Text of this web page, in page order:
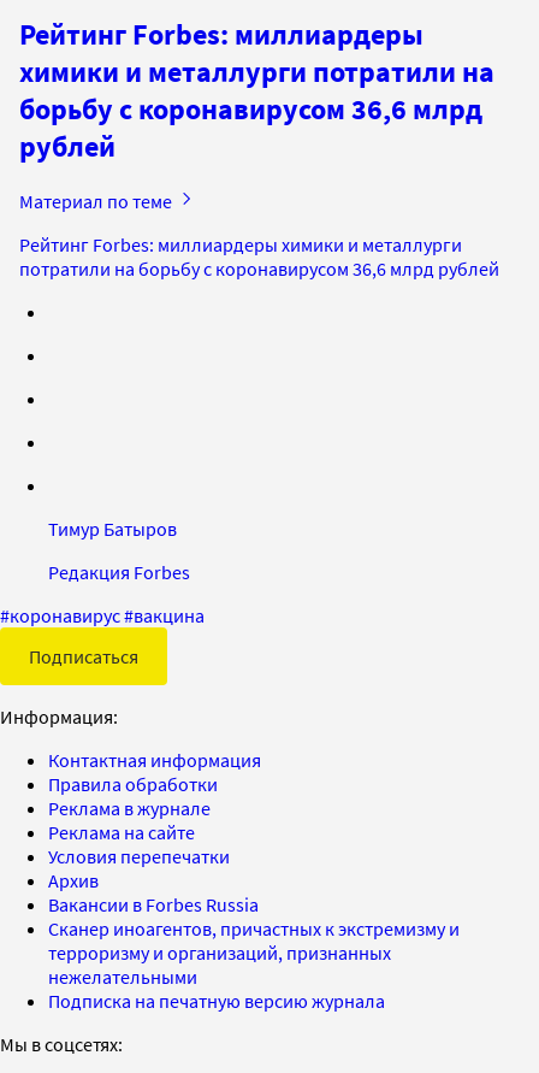
Рейтинг Forbes: миллиардеры
химики и металлурги потратили на
борьбу с коронавирусом 36,6 млрд
рублей
Материал по теме
Рейтинг Forbes: миллиардеры химики и металлурги
потратили на борьбу с коронавирусом 36,6 млрд рублей
Тимур Батыров
Редакция Forbes
#коронавирус#вакцина
Подписаться
Информация:
Контактная информация
Правила обработки
Реклама в журнале
Реклама на сайте
Условия перепечатки
Архив
Вакансии в Forbes Russia
Сканер иноагентов, причастных к экстремизму и
терроризму и организаций, признанных
нежелательными
Подписка на печатную версию журнала
Мы в соцсетях: